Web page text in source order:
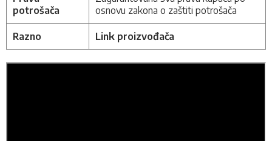
potrošača
osnovu zakona o zaštiti potrošača
Razno Link proizvođača